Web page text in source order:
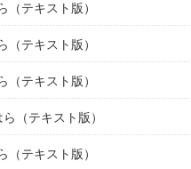
テキスト版）
テキスト版）
テキスト版）
（テキスト版）
テキスト版）